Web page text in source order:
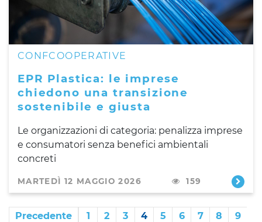
CONFCOOPERATIVE
EPR Plastica: le imprese
chiedono una transizione
sostenibile e giusta
Le organizzazioni di categoria: penalizza imprese
e consumatori senza benefici ambientali
concreti
MARTEDÌ 12 MAGGIO 2026 159
Precedente 1 2 3 4 5 6 7 8
9